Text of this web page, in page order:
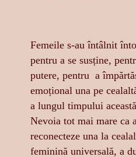
Femeile s-au întâlnit
pentru a se susține,
putere, pentru a
emoțional una pe
a lungul timpului
Nevoia tot mai mare ca
reconecteze una la
feminină universală, a